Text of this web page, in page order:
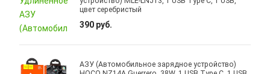
цвет серебристый
390 руб.
АЗУ (Автомобильное зарядное устройство)